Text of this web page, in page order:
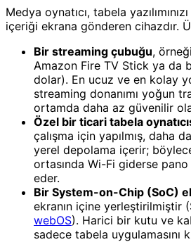
Medya oynatıcı, tabela
içeriği ekrana gönderen cihazdır.
Bir streaming çubuğu,
Amazon Fire TV Stick ya da
dolar). En ucuz ve en kolay
streaming donanımı yoğun
ortamda daha az güvenilir
Özel bir ticari tabela
çalışma için yapılmış, daha
yerel depolama içerir;
ortasında Wi-Fi giderse
eder.
Bir System-on-Chip (SoC)
ekranın içine yerleştirilmiştir
webOS). Harici bir kutu ve
sadece tabela uygulamasını